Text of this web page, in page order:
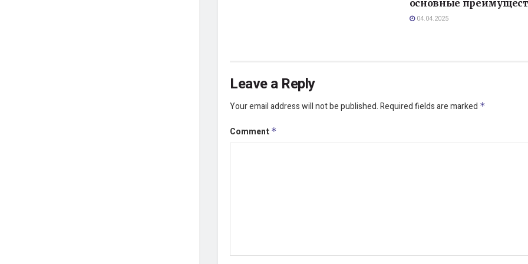
основные
04.04.2025
Leave a Reply
Your email address will not be published.Required fields are marked *
Comment *